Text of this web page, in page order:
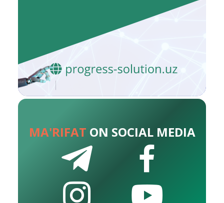
MA'RIFAT ON SOCIAL MEDIA